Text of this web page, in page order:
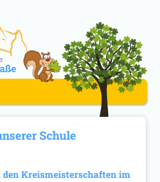
Schule
den Kreismeisterschaften im